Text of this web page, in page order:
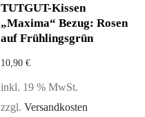
TUTGUT-Kissen
„Maxima“ Bezug: Rosen
auf Frühlingsgrün
10,90 €
inkl. 19 % MwSt.
zzgl. Versandkosten